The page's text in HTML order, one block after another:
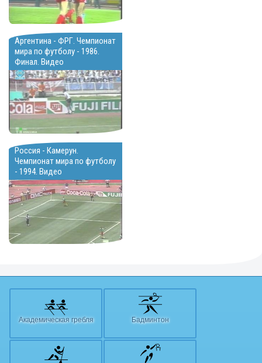
Аргентина - ФРГ. Чемпионат
мира по футболу - 1986.
Финал. Видео
Россия - Камерун.
Чемпионат мира по футболу
- 1994. Видео
Академическая гребля Бадминтон